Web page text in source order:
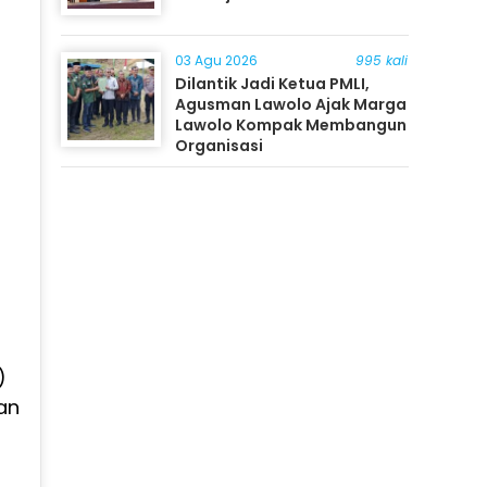
03 Agu 2026 995 kali
Dilantik Jadi Ketua PMLI,
Agusman Lawolo Ajak Marga
Lawolo Kompak Membangun
Organisasi